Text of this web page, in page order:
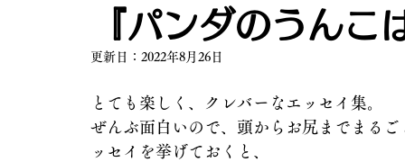
作った本・作っている本 記事掲載・広告 病気
『パンダのうんこ
更新日： 2022年8月26日
とても楽しく、クレバーなエッセイ集。
ぜんぶ面白いので、頭からお尻までまる
ッセイを挙げておくと、